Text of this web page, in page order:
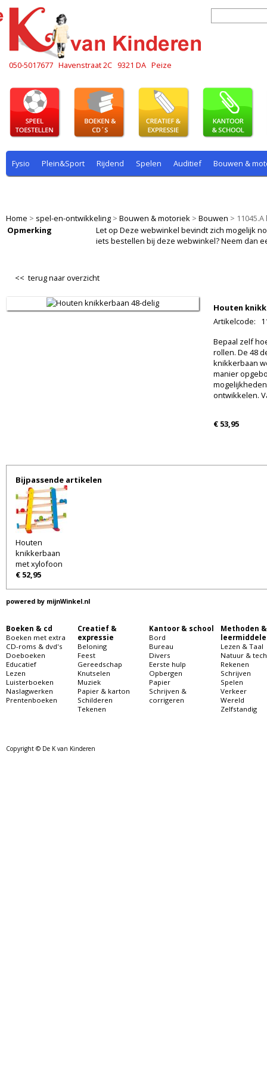
050-5017677 Havenstraat 2C 9321 DA Peize
Fysio Plein&Sport Rijdend Spelen Auditief Bouwen &
Home > spel-en-ontwikkeling > Bouwen & motoriek > Bouwen >
Opmerking
Let op Deze webwinkel bevindt zich mogelijk
iets bestellen bij deze webwinkel? Neem dan
<< terug naar overzicht
Houten
Artikelcode:
Bepaal zelf
rollen. De 48
knikkerbaan
manier
ontwikkelen.
€ 53,95
Bijpassende artikelen
Houten
knikkerbaan
met xylofoon
€ 52,95
powered by mijnWinkel.nl
Boeken & cd
Boeken met extra
CD-roms & dvd's
Doeboeken
Educatief
Lezen
Luisterboeken
Naslagwerken
Prentenboeken
Creatief &
expressie
Beloning
Feest
Gereedschap
Knutselen
Muziek
Papier & karton
Schilderen
Tekenen
Kantoor & school
Bord
Bureau
Divers
Eerste hulp
Opbergen
Papier
Schrijven &
corrigeren
Methoden &
Lezen & Taal
Natuur &
Rekenen
Schrijven
Spelen
Verkeer
Wereld
Zelfstandig
Copyright © De K van Kinderen